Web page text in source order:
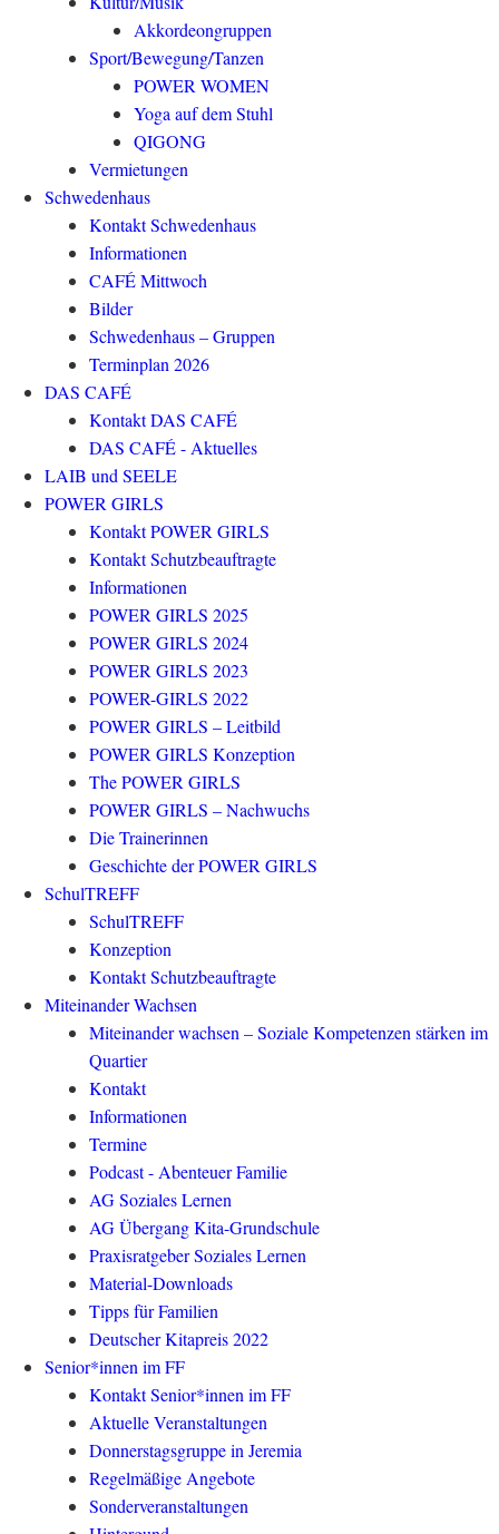
Akkordeongruppen
Sport/Bewegung/Tanzen
POWER WOMEN
Yoga auf dem Stuhl
QIGONG
Vermietungen
Schwedenhaus
Kontakt Schwedenhaus
Informationen
CAFÉ Mittwoch
Bilder
Schwedenhaus – Gruppen
Terminplan 2026
DAS CAFÉ
Kontakt DAS CAFÉ
DAS CAFÉ - Aktuelles
LAIB und SEELE
POWER GIRLS
Kontakt POWER GIRLS
Kontakt Schutzbeauftragte
Informationen
POWER GIRLS 2025
POWER GIRLS 2024
POWER GIRLS 2023
POWER-GIRLS 2022
POWER GIRLS – Leitbild
POWER GIRLS Konzeption
The POWER GIRLS
POWER GIRLS – Nachwuchs
Die Trainerinnen
Geschichte der POWER GIRLS
SchulTREFF
SchulTREFF
Konzeption
Kontakt Schutzbeauftragte
Miteinander Wachsen
Miteinander wachsen – Soziale Kompetenzen stärken im
Quartier
Kontakt
Informationen
Termine
Podcast - Abenteuer Familie
AG Soziales Lernen
AG Übergang Kita-Grundschule
Praxisratgeber Soziales Lernen
Material-Downloads
Tipps für Familien
Deutscher Kitapreis 2022
Senior*innen im FF
Kontakt Senior*innen im FF
Aktuelle Veranstaltungen
Donnerstagsgruppe in Jeremia
Regelmäßige Angebote
Sonderveranstaltungen